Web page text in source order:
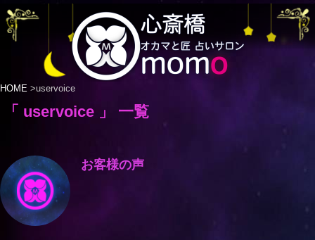
HOME >uservoice
「 uservoice 」 一覧
お客様の声